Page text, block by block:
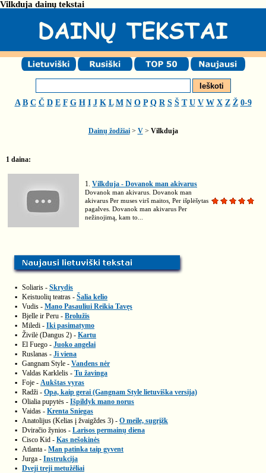
Vilkduja dainų tekstai
A B C Č D E F G H I J K L M N O P Q R S Š T U V W X Z Ž 0-9
Dainų žodžiai> V> Vilkduja
1 daina:
1. Vilkduja - Dovanok man akivarus
Dovanok man akivarus. Dovanok man
akivarus Per muses virš maitos, Per išplėšytas
pagalves. Dovanok man akivarus Per
nežinojimą, kam to...
▪ Soliaris - Skrydis
▪ Keistuolių teatras - Šalia kelio
▪ Vudis - Mano Pasauliui Reikia Tavęs
▪ Bjelle ir Peru - Brolužis
▪ Miledi - Iki pasimatymo
▪ Živilė (Dangus 2) - Kartu
▪ El Fuego - Juoko angelai
▪ Ruslanas - Ji viena
▪ Gangnam Style - Vandens nėr
▪ Valdas Karklelis - Tu žavinga
▪ Foje - Aukštas vyras
▪ Radži - Opa, kaip gerai (Gangnam Style lietuviška versija)
▪ Olialia pupytės - Išpildyk mano norus
▪ Vaidas - Krenta Sniegas
▪ Anatolijus (Kelias į žvaigždes 3) - O meile, sugrįžk
▪ Dviračio žynios - Larisos permainų diena
▪ Cisco Kid - Kas nešokinės
▪ Atlanta - Man patinka taip gyvent
▪ Jurga - Instrukcija
▪ Dveji treji metužėliai